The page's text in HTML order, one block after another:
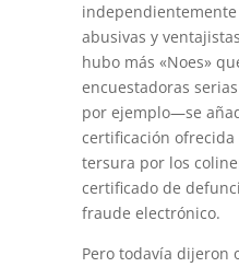
abusivas y
hubo más «Noes»
encuestadoras
por ejemplo—se
certificación
tersura por los
certificado de
fraude electrónico.
Pero todavía dijeron